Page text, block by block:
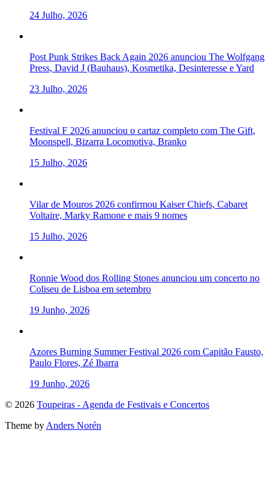
24 Julho, 2026
Post Punk Strikes Back Again 2026 anunciou The Wolfgang
Press, David J (Bauhaus), Kosmetika, Desinteresse e Yard
23 Julho, 2026
Festival F 2026 anunciou o cartaz completo com The Gift,
Moonspell, Bizarra Locomotiva, Branko
15 Julho, 2026
Vilar de Mouros 2026 confirmou Kaiser Chiefs, Cabaret
Voltaire, Marky Ramone e mais 9 nomes
15 Julho, 2026
Ronnie Wood dos Rolling Stones anunciou um concerto no
Coliseu de Lisboa em setembro
19 Junho, 2026
Azores Burning Summer Festival 2026 com Capitão Fausto,
Paulo Flores, Zé Ibarra
19 Junho, 2026
To
top
© 2026 Toupeiras - Agenda de Festivais e Concertos
Theme by Anders Norén